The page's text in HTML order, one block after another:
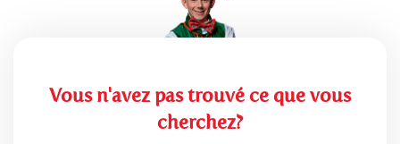
Vous n'avez pas trouvé ce que vous
cherchez?